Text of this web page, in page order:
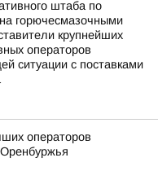
штаба по
горючесмазочными
крупнейших
операторов
ситуации с поставками
операторов